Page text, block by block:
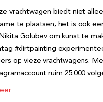
vrachtwagen biedt niet
te plaatsen, het is ook
Golubev om kunst te
#dirtpainting
op vieze vrachtwagens.
ruim 25.000